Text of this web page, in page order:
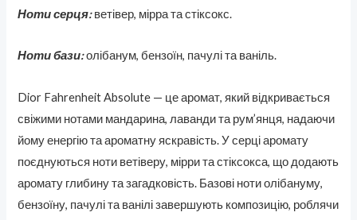
Ноти серця:ветівер, мірра та стіксокс.
Ноти бази:олібанум, бензоїн, пачулі та ваніль.
Dior Fahrenheit Absolute — це аромат, який відкривається
свіжими нотами мандарина, лаванди та рум’янця, надаючи
йому енергію та ароматну яскравість. У серці аромату
поєднуються ноти ветіверу, мірри та стіксокса, що додають
аромату глибину та загадковість. Базові ноти олібануму,
бензоїну, пачулі та ванілі завершують композицію, роблячи